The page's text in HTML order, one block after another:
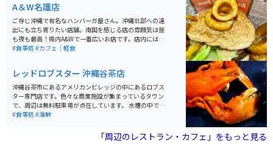
り食事処や土産物もあります。万座毛限定の切手自販機
があります。遊歩道観覧料は100円です。
A＆W名護店
ご存じ沖縄で有名なハンバーガ屋さん。沖縄北部への遠
出にも立ち寄りたい店舗。南国を感じる店の雰囲気は昼
も夜も最高！県内A&Wで一番広いお店です。店内にはサ
ーティワンも併設しており、各種グッズの品揃えもピカ
#食事処 #カフェ｜軽食
レッドロブスター 沖縄谷茶店
沖縄谷茶市にあるアメリカンビレッジの中にあるロブス
ター専門店です。色々な商業施設が集まっているタウン
で、周辺は無料駐車場が点在しています。 水槽の中で生
きているロブスターを選び、オーブンで焼くかスチーム
ア、サラダスープなどのセットが堪能できます。
#食事処 #海鮮
「周辺のレストラン・カフェ」をもっと見る